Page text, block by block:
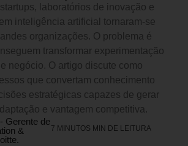
laboratórios de inovação e
inteligência artificial tornaram-se
organizações. O problema é
transformar experimentação
negócio. O artigo discute como
que convertam conhecimento
estratégicas capazes de gerar
e vantagem competitiva.
Gerente de
&
7 MINUTOS MIN DE LEITURA